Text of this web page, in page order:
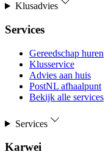
Klusadvies
Services
Gereedschap huren
Klusservice
Advies aan huis
PostNL afhaalpunt
Bekijk alle services
Services
Karwei